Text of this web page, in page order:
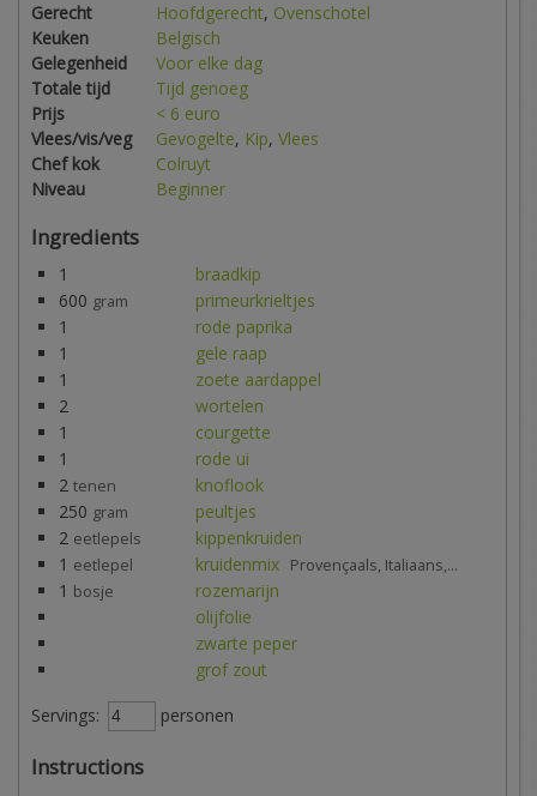
Gerecht Hoofdgerecht, Ovenschotel
Keuken
Belgisch
Gelegenheid
Voor elke dag
Totale tijd
Tijd genoeg
Prijs
< 6 euro
Vlees/vis/veg
Gevogelte, Kip, Vlees
Chef kok
Colruyt
Niveau
Beginner
Ingredients
1
braadkip
600 gram
primeurkrieltjes
1
rode paprika
1
gele raap
1
zoete aardappel
2
wortelen
1
courgette
1
rode ui
2 tenen
knoflook
250 gram
peultjes
2 eetlepels
kippenkruiden
1 eetlepel kruidenmix Provençaals, Italiaans,...
1 bosje
rozemarijn
olijfolie
zwarte peper
grof zout
Servings:
personen
Instructions